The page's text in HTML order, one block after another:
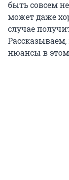
быть совсем
может даже
случае
нюансы в этом